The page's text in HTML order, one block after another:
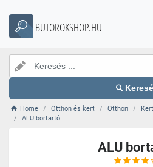
BUTOROKSHOP.HU
Home Otthon és kert Otthon Kert
ALU bortartó
ALU